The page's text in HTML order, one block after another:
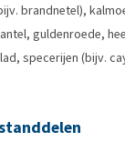
brandnetel),
guldenroede,
specerijen (bijv.